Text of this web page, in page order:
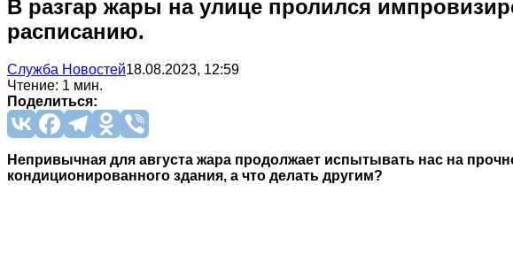
В разгар жары на улице пролился
расписанию.
Служба Новостей18.08.2023, 12:59
Чтение: 1 мин.
Поделиться:
Непривычная для августа жара продолжает испытывать нас на
кондиционированного здания, а что делать другим?